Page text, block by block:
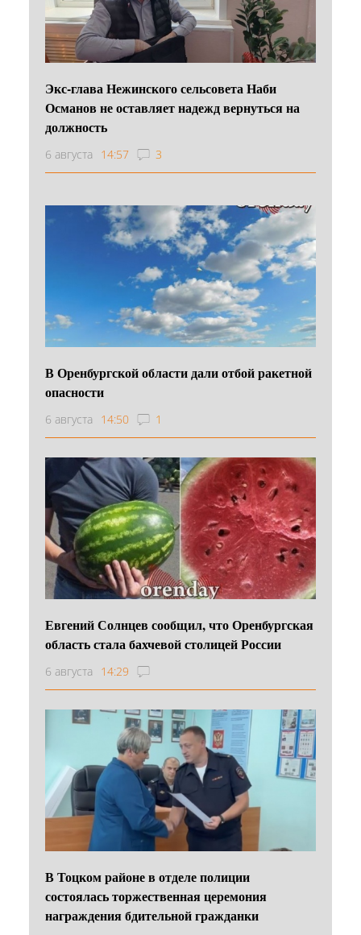
Экс-глава Нежинского сельсовета Наби
Османов не оставляет надежд вернуться на
должность
6 августа 14:57 3
В Оренбургской области дали отбой ракетной
опасности
6 августа 14:50 1
Евгений Солнцев сообщил, что Оренбургская
область стала бахчевой столицей России
6 августа 14:29
В Тоцком районе в отделе полиции
состоялась торжественная церемония
награждения бдительной гражданки